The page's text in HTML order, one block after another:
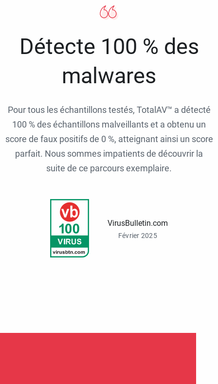
Détecte 100 % des
malwares
Pour tous les échantillons testés, TotalAV™ a détecté
100 % des échantillons malveillants et a obtenu un
score de faux positifs de 0 %, atteignant ainsi un score
parfait. Nous sommes impatients de découvrir la
suite de ce parcours exemplaire.
VirusBulletin.com
Février 2025